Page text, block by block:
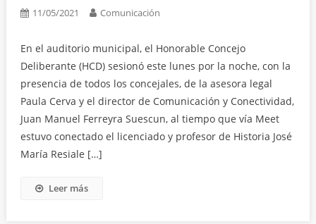
11/05/2021 Comunicación
En el auditorio municipal, el Honorable Concejo
Deliberante (HCD) sesionó este lunes por la noche, con la
presencia de todos los concejales, de la asesora legal
Paula Cerva y el director de Comunicación y Conectividad,
Juan Manuel Ferreyra Suescun, al tiempo que vía Meet
estuvo conectado el licenciado y profesor de Historia José
María Resiale […]
Leer más